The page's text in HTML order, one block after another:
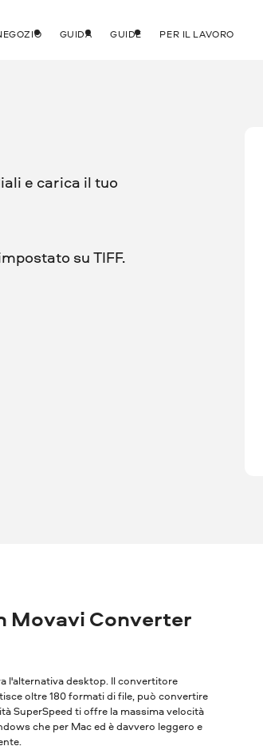
GUIDA GUIDE PER IL LAVORO
e carica il tuo
su TIFF.
Movavi Converter
l'alternativa desktop. Il convertitore
oltre 180 formati di file, può convertire
SuperSpeed ​​ti offre la massima velocità
che per Mac ed è davvero leggero e